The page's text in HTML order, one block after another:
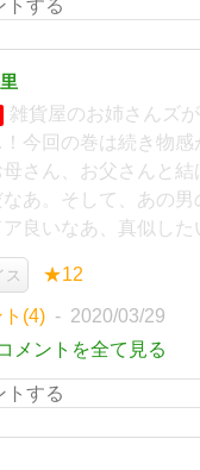
雑貨屋のお姉さんズ
今回の巻は続き物感
さん、お父さんと結
あ。そして、あの男
良いなあ、真似した
ス ★12
ト(4)
2020/03/29
メントを全て見る